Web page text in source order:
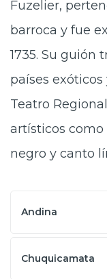
Fuzelier,
barroca y fue
1735. Su guión
países exóticos
Teatro
artísticos como
negro y canto
Andina
Chuquicamata